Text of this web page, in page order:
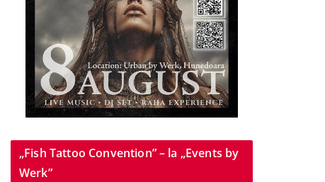
„Fish Tattoo Convention” – la „Events by
Werk”